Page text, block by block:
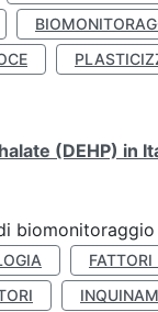
(DEHP) in
biomonitoraggio
FATTORI